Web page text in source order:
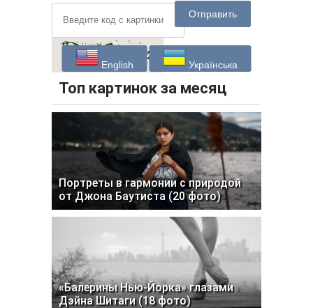
Отправить
English Українська
Топ картинок за месяц
Портреты в гармонии с природой
от Джона Баутиста (20 фото)
«Балерины Нью-Йорка» глазами
Дэйна Шитаги (18 фото)